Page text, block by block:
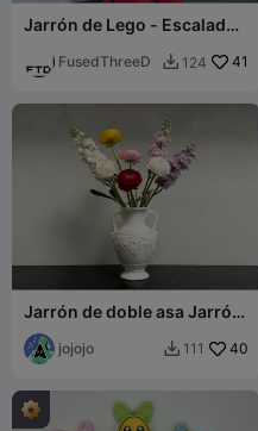
Jarrón de Lego - Escalado
Escala 780%
FusedThreeD  124 41
Jarrón de doble asa Jarrón
grande para el hogar
jojojo  111 40